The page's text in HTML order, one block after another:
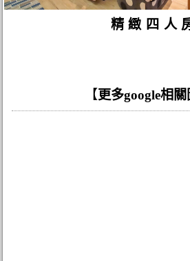
精緻四人
【 更多google相關